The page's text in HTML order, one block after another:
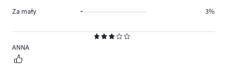
3
ANNA
Za mały
3%